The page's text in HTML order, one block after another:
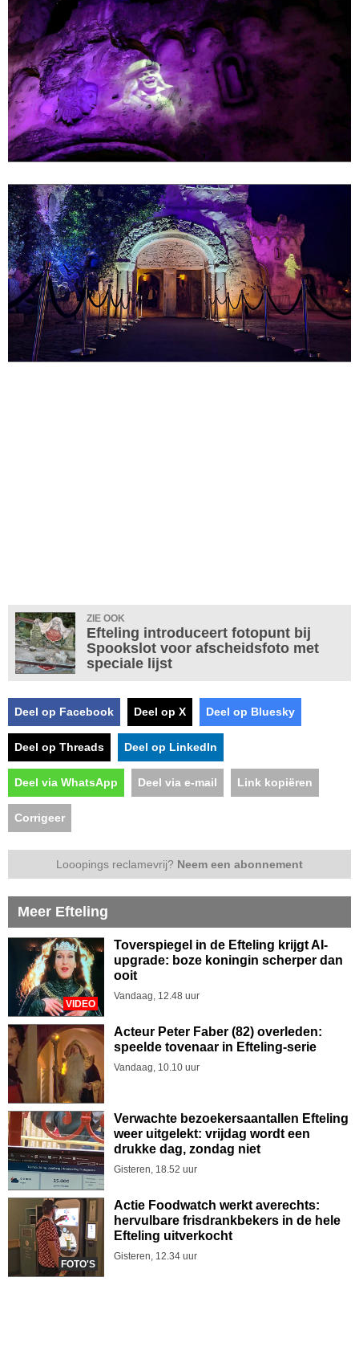
ZIE OOK
Efteling introduceert fotopunt bij
Spookslot voor afscheidsfoto met
speciale lijst
Deel op Facebook Deel op X Deel op Bluesky
Deel op Threads Deel op LinkedIn
Deel via WhatsApp Deel via e-mail Link kopiëren
Corrigeer
Looopings reclamevrij? Neem een abonnement
Meer Efteling
VIDEO
Toverspiegel in de Efteling krijgt AI-
upgrade: boze koningin scherper dan
ooit
Vandaag, 12.48 uur
Acteur Peter Faber (82) overleden:
speelde tovenaar in Efteling-serie
Vandaag, 10.10 uur
Verwachte bezoekersaantallen Efteling
weer uitgelekt: vrijdag wordt een
drukke dag, zondag niet
Gisteren, 18.52 uur
FOTO'S
Actie Foodwatch werkt averechts:
hervulbare frisdrankbekers in de hele
Efteling uitverkocht
Gisteren, 12.34 uur